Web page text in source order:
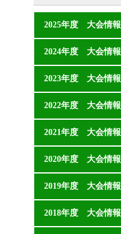
2025年度 大会情報
2024年度 大会情報
2023年度 大会情報
2022年度 大会情報
2021年度 大会情報
2020年度 大会情報
2019年度 大会情報
2018年度 大会情報